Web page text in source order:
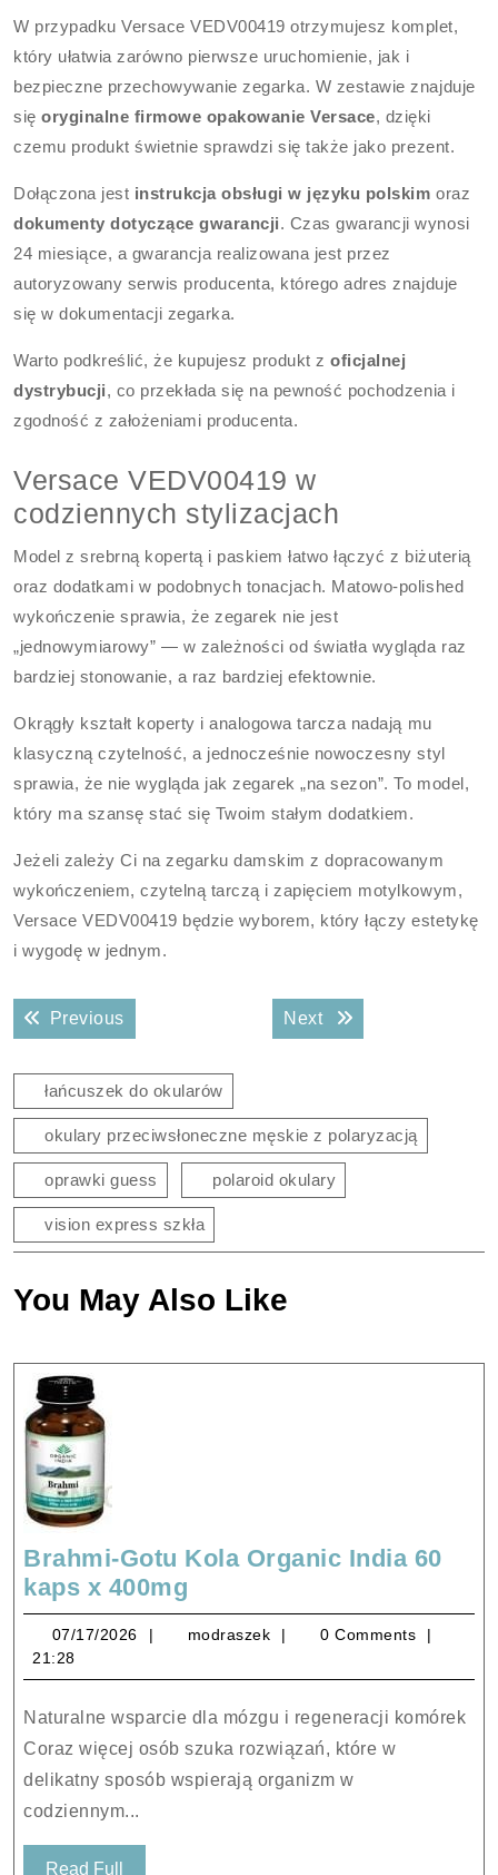
W przypadku Versace VEDV00419 otrzymujesz komplet,
który ułatwia zarówno pierwsze uruchomienie, jak i
bezpieczne przechowywanie zegarka. W zestawie znajduje
sięoryginalne firmowe opakowanie Versace, dzięki
czemu produkt świetnie sprawdzi się także jako prezent.
Dołączona jest instrukcja obsługi w języku polskim oraz
dokumenty dotyczące gwarancji. Czas gwarancji wynosi
24 miesiące, a gwarancja realizowana jest przez
autoryzowany serwis producenta, którego adres znajduje
się w dokumentacji zegarka.
Warto podkreślić, że kupujesz produkt zoficjalnej
dystrybucji, co przekłada się na pewność pochodzenia i
zgodność z założeniami producenta.
Versace VEDV00419 w
codziennych stylizacjach
Model z srebrną kopertą i paskiem łatwo łączyć z biżuterią
oraz dodatkami w podobnych tonacjach. Matowo-polished
wykończenie sprawia, że zegarek nie jest
„jednowymiarowy” — w zależności od światła wygląda raz
bardziej stonowanie, a raz bardziej efektownie.
Okrągły kształt koperty i analogowa tarcza nadają mu
klasyczną czytelność, a jednocześnie nowoczesny styl
sprawia, że nie wygląda jak zegarek „na sezon”. To model,
który ma szansę stać się Twoim stałym dodatkiem.
Jeżeli zależy Ci na zegarku damskim z dopracowanym
wykończeniem, czytelną tarczą i zapięciem motylkowym,
Versace VEDV00419 będzie wyborem, który łączy estetykę
i wygodę w jednym.
Nawigacja
wpisuPreviousPrevious post: Next Next post:
łańcuszek do okularów
okulary przeciwsłoneczne męskie z polaryzacją
oprawki guess polaroid okulary
vision express szkła
You May Also Like
Brahmi-Gotu Kola Organic India 60
kaps x 400mg
Gotu
Kola
Organic
India
60
kaps
x
07/17/2026 07/17/2026
modraszek modraszek
0 Comments
21:28
Naturalne wsparcie dla mózgu i regeneracji komórek
Coraz więcej osób szuka rozwiązań, które w
delikatny sposób wspierają organizm w
codziennym...
Read Full